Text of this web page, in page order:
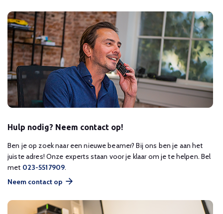
Hulp nodig? Neem contact op!
Ben je op zoek naar een nieuwe beamer? Bij ons ben je aan het
juiste adres! Onze experts staan voor je klaar om je te helpen. Bel
met 023-5517909.
Neem contact op